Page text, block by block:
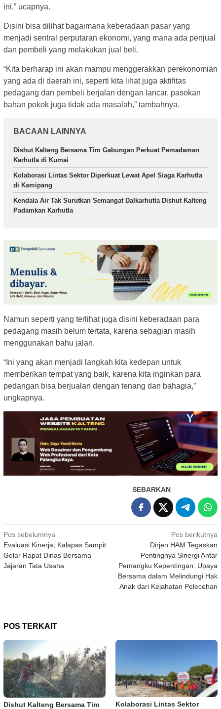
ini,” ucapnya.
Disini bisa dilihat bagaimana keberadaan pasar yang
menjadi sentral perputaran ekonomi, yang mana ada penjual
dan pembeli yang melakukan jual beli.
“Kita berharap ini akan mampu menggerakkan perekonomian
yang ada di daerah ini, seperti kita lihat juga aktifitas
pedagang dan pembeli berjalan dengan lancar, pasokan
bahan pokok juga tidak ada masalah,” tambahnya.
BACAAN LAINNYA
Dishut Kalteng Bersama Tim Gabungan Perkuat Pemadaman
Karhutla di Kumai
Kolaborasi Lintas Sektor Diperkuat Lewat Apel Siaga Karhutla
di Kamipang
Kendala Air Tak Surutkan Semangat Dalkarhutla Dishut Kalteng
Padamkan Karhutla
Namun seperti yang terlihat juga disini keberadaan para
pedagang masih belum tertata, karena sebagian masih
menggunakan bahu jalan.
“Ini yang akan menjadi langkah kita kedepan untuk
memberikan tempat yang baik, karena kita inginkan para
pedangan bisa berjualan dengan tenang dan bahagia,”
ungkapnya.
SEBARKAN
Navigasi
pos
Pos sebelumnya
Evaluasi Kinerja, Kalapas Sampit
Gelar Rapat Dinas Bersama
Jajaran Tata Usaha
Pos berikutnya
Dirjen HAM Tegaskan
Pentingnya Sinergi Antar
Pemangku Kepentingan: Upaya
Bersama dalam Melindungi Hak
Anak dari Kejahatan Pelecehan
POS TERKAIT
Dishut Kalteng Bersama Tim
Kolaborasi Lintas Sektor